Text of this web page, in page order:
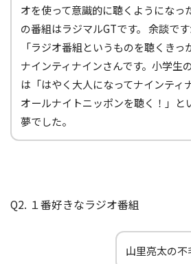
オを使って意識的に聴くようになっ
の番組はラジマルGTです。 余談です
「ラジオ番組というものを聴くきっ
ナインティナインさんです。小学生
は「はやく大人になってナインティ
オールナイトニッポンを聴く！」と
夢でした。
Q2. １番好きなラジオ番組
山里亮太の